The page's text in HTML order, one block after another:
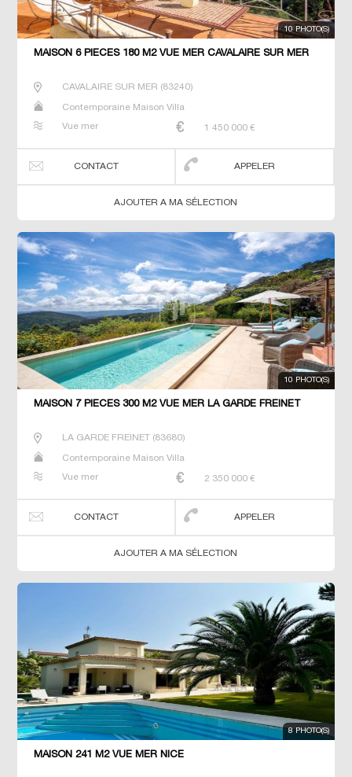
10 PHOTO(S)
MAISON 6 PIECES 180 M2 VUE MER CAVALAIRE SUR MER
CAVALAIRE SUR MER (83240)
Contemporaine Maison Villa
Vue mer 1 450 000 €
CONTACT APPELER
AJOUTER A MA SÉLECTION
10 PHOTO(S)
MAISON 7 PIECES 300 M2 VUE MER LA GARDE FREINET
LA GARDE FREINET(83680)
Contemporaine Maison Villa
Vue mer 2 350 000 €
CONTACT APPELER
AJOUTER A MA SÉLECTION
8 PHOTO(S)
MAISON 241 M2 VUE MER NICE